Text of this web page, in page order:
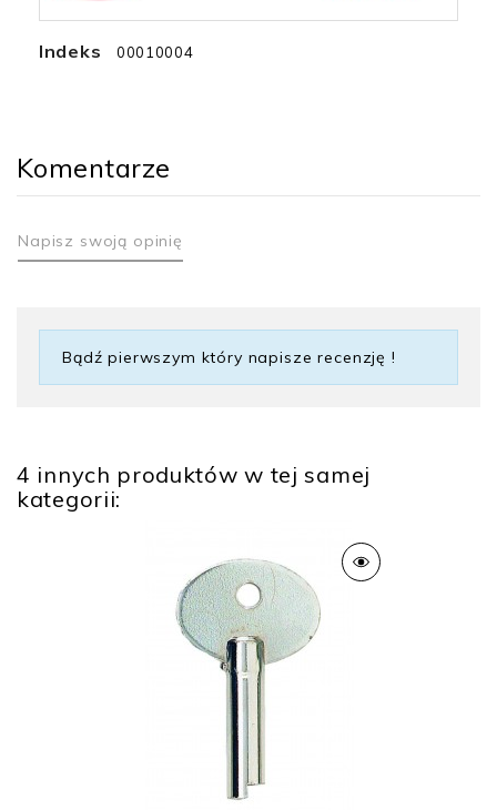
Indeks 00010004
Komentarze
Napisz swoją opinię
Bądź pierwszym który napisze recenzję !
4 innych produktów w tej samej
kategorii: